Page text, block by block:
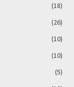
(18)
(26)
(10)
(10)
(5)